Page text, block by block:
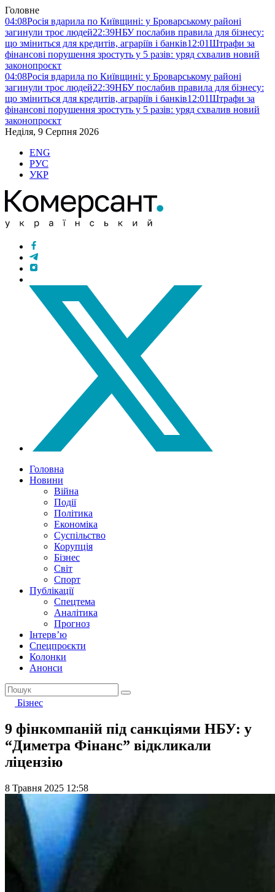
Головне
04:08Росія вдарила по Київщині: у Броварському районі
загинули троє людей22:39НБУ послабив правила для бізнесу:
що зміниться для кредитів, аграріїв і банків12:01Штрафи за
фінансові порушення зростуть у 5 разів: уряд схвалив новий
законопроєкт
04:08Росія вдарила по Київщині: у Броварському районі
загинули троє людей22:39НБУ послабив правила для бізнесу:
що зміниться для кредитів, аграріїв і банків12:01Штрафи за
фінансові порушення зростуть у 5 разів: уряд схвалив новий
законопроєкт
Неділя, 9 Серпня 2026
ENG
РУС
УКР
Головна
Новини
Війна
Події
Політика
Економіка
Суспільство
Корупція
Бізнес
Світ
Спорт
Публікації
Спецтема
Аналітика
Прогноз
Інтерв’ю
Спецпроєкти
Колонки
Анонси
Бізнес
9 фінкомпаній під санкціями НБУ: у
“Диметра Фінанс” відкликали
ліцензію
8 Травня 2025 12:58